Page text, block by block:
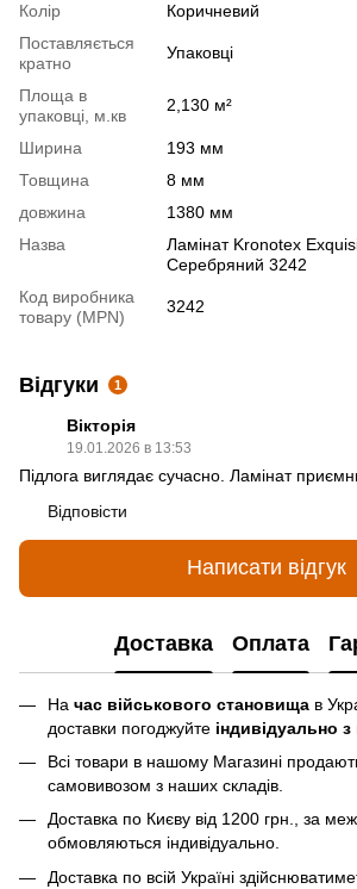
Колір
Коричневий
Поставляється
кратно
Упаковці
Площа в
упаковці, м.кв
2,130 м²
Ширина
193 мм
Товщина
8 мм
довжина
1380 мм
Назва
Ламінат Kronotex
Серебряний 3242
Код виробника
товару (MPN)
3242
Відгуки 1
Вікторія
19.01.2026 в 13:53
Підлога виглядає сучасно. Ламінат
Відповісти
Написати відгук
Доставка Оплата
На час військового становища в
доставки погоджуйте індивідуально
Всі товари в нашому Магазині
самовивозом з наших складів.
Доставка по Києву від 1200 грн., за
обмовляються індивідуально.
Доставка по всій Україні